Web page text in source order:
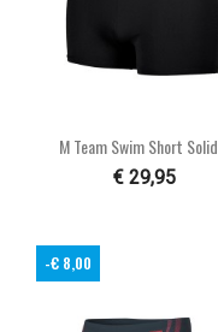
M Team Swim Short Solid...
€ 29,95
-€ 8,00